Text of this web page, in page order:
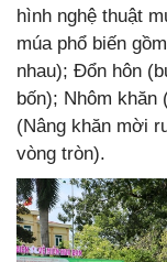
hình nghệ thuật
múa phổ biến
nhau); Đổn hôn
bốn); Nhôm khăn
(Nâng khăn mời
vòng tròn).